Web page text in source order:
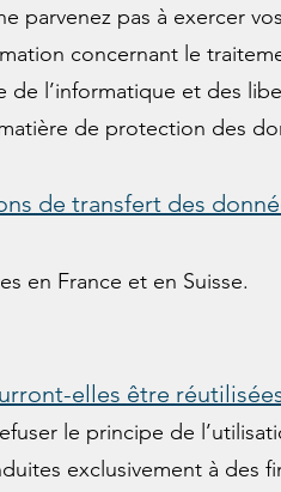
parvenez pas à exercer
concernant le
de l’informatique et des
de protection des
de transfert des
en France et en Suisse.
elles être
le principe de
exclusivement à des